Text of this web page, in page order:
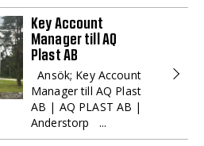
Key Account
Manager till AQ
Plast AB
Ansök; Key Account
Manager till AQ Plast
AB | AQ PLAST AB |
Anderstorp ...